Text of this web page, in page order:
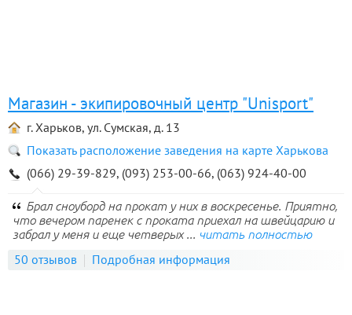
Магазин - экипировочный центр "Unisport"
г. Харьков, ул. Сумская, д. 13
Показать расположение заведения на карте Харькова
(066) 29-39-829, (093) 253-00-66, (063) 924-40-00
Брал сноуборд на прокат у них в воскресенье. Приятно,
что вечером паренек с проката приехал на швейцарию и
забрал у меня и еще четверых ... читать полностью
50 отзывов Подробная информация